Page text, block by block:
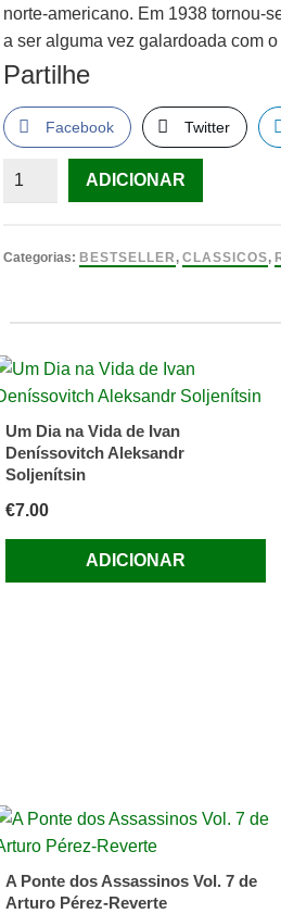
norte-americano. Em 1938 tornou-
a ser alguma vez galardoada com
Partilhe
Facebook Twitter
Quantidade
As
Amor
de
S.
Buck
ADICIONAR
Categorias: BESTSELLER ,CLASSICOS,
Um Dia na Vida de Ivan
Deníssovitch Aleksandr
Soljenítsin
€7.00
ADICIONAR
A Ponte dos Assassinos Vol. 7 de
Arturo Pérez-Reverte